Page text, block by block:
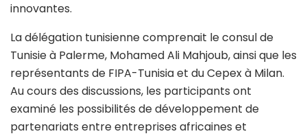
innovantes.
La délégation tunisienne comprenait le consul de
Tunisie à Palerme, Mohamed Ali Mahjoub, ainsi que les
représentants de FIPA-Tunisia et du Cepex à Milan.
Au cours des discussions, les participants ont
examiné les possibilités de développement de
partenariats entre entreprises africaines et